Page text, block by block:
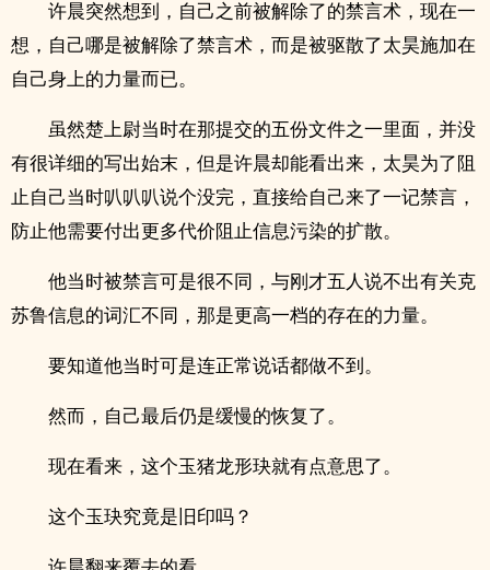
许晨突然想到，自己之前被解除了的禁言术，现在一
想，自己哪是被解除了禁言术，而是被驱散了太昊施加在
自己身上的力量而已。
虽然楚上尉当时在那提交的五份文件之一里面，并没
有很详细的写出始末，但是许晨却能看出来，太昊为了阻
止自己当时叭叭叭说个没完，直接给自己来了一记禁言，
防止他需要付出更多代价阻止信息污染的扩散。
他当时被禁言可是很不同，与刚才五人说不出有关克
苏鲁信息的词汇不同，那是更高一档的存在的力量。
要知道他当时可是连正常说话都做不到。
然而，自己最后仍是缓慢的恢复了。
现在看来，这个玉猪龙形玦就有点意思了。
这个玉玦究竟是旧印吗？